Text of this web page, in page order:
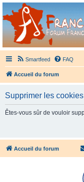
France
Didgeridoo et Guimbarde sur
Smartfeed FAQ
Accueil du forum
Supprimer les cookies
Êtes-vous sûr de vouloir
Accueil du forum